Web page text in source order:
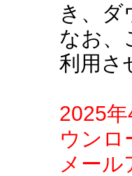
き、ダ
なお、
利用さ
2025
ウンロ
メー